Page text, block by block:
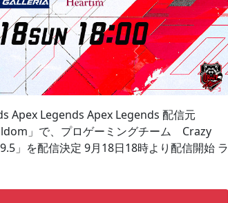
Apex Legends Apex Legends 配信元
」で、プロゲーミングチーム Crazy
」を配信決定 9月18日18時より配信開始 ラ